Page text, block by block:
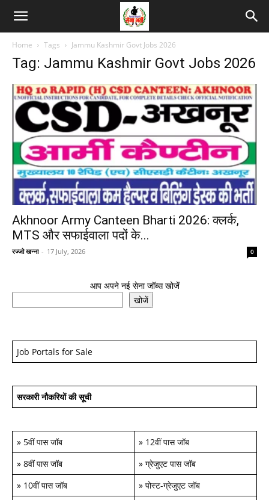
Home Tags Jammu Kashmir Govt Jobs 2026
Tag: Jammu Kashmir Govt Jobs 2026
Akhnoor Army Canteen Bharti 2026: क्लर्क,
MTS और सफाईवाला पदों के...
रज्जो खन्ना - 17 July, 2026 0
आप अपने नई सेना जॉब्स खोजें
खोजें
Job Portals for Sale
सरकारी नौकरियों की सूची
» 5वीं पास जॉब » 12वीं पास जॉब
» 8वीं पास जॉब » ग्रेजुएट पास जॉब
» 10वीं पास जॉब » पोस्ट-ग्रेजुएट जॉब